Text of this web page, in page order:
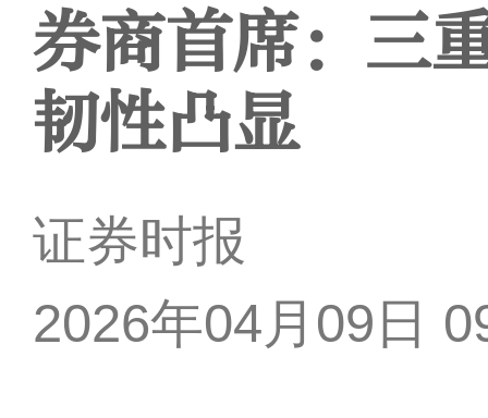
券商首席：三
韧性凸显
证券时报
2026年04月09日